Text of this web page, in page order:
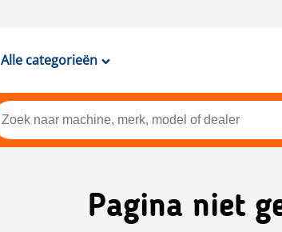
Alle categorieën
Pagina niet